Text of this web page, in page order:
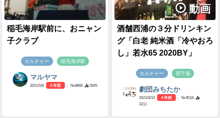
稲毛海岸駅前に、おニャン
子クラブ
カルチャー 稲毛海岸駅
マルヤマ
2021/5/8 5 年前 - №8868 2845
動画
酒舗西浦の３分ドリンキン
グ「白老 純米酒「冷やおろ
し」若水65 2020BY」
カルチャー 西千葉
劇団みちたか
2021/9/10 4 年前
- №9518
3211